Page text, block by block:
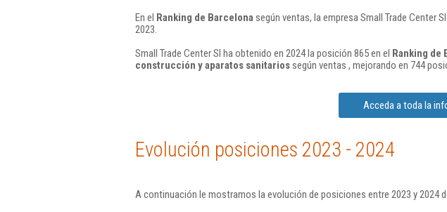
En el Ranking de Barcelona según ventas, la empresa Small Trade Center
2023.
Small Trade Center Sl ha obtenido en 2024 la posición 865 en el Ranking de
construcción y aparatos sanitariossegún ventas , mejorando en 744
Acceda a toda la
Evolución posiciones 2023 - 2024
A continuación le mostramos la evolución de posiciones entre 2023 y 2024